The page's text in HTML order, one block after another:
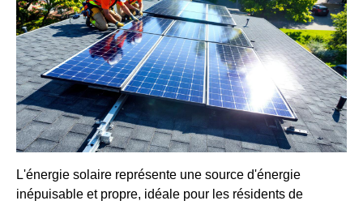
L'énergie solaire représente une source d'énergie
inépuisable et propre, idéale pour les résidents de